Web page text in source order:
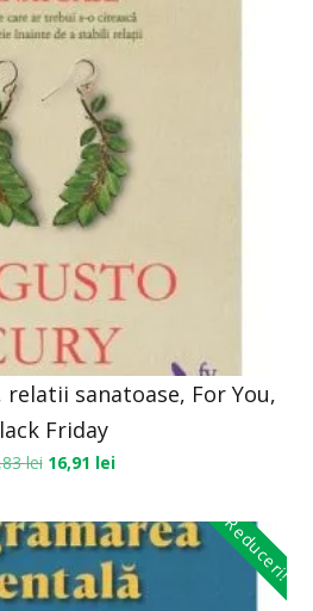
sanatoase, For You,
Friday
lei 16,91 lei
Reduceri!